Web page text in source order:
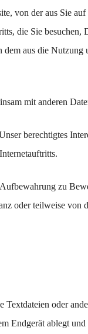
von der aus Sie auf
die Sie besuchen,
aus die Nutzung
mit anderen
berechtigtes
zu
oder teilweise von
Textdateien oder
Endgerät ablegt und